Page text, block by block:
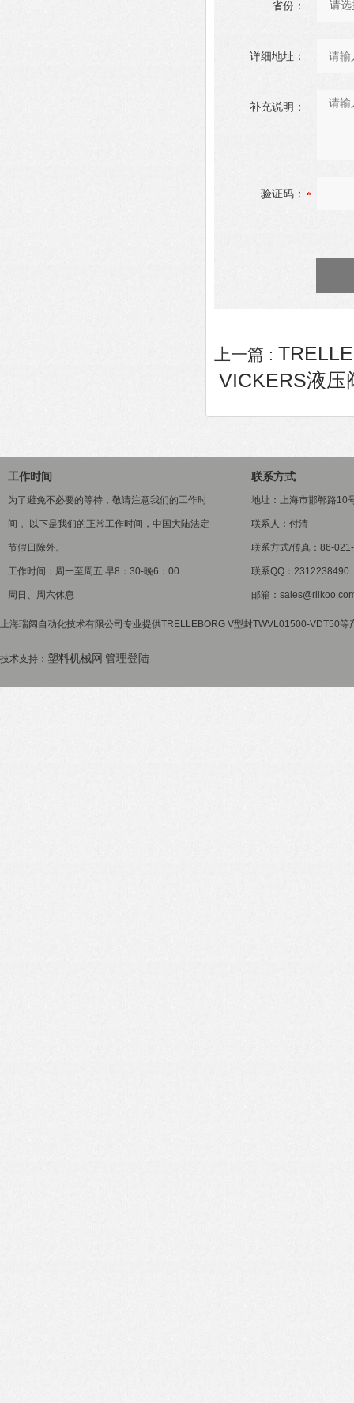
省份：
详细地址：
补充说明：
验证码：
上一篇 :
VICKERS液压
工作时间
为了避免不必要的等待，敬请注意我们的工作时
间 。以下是我们的正常工作时间，中国大陆法定
节假日除外。
工作时间：周一至周五 早8：30-晚6：00
周日、周六休息
联系方式
地址：上海市邯郸路10
联系人：付清
联系方式/传真：86-
联系QQ：2312238490
邮箱：
上海瑞阔自动化技术有限公司专业提供TRELLEBORG V型封TWVL01500-VDT50
技术支持： 塑料机械网 管理登陆